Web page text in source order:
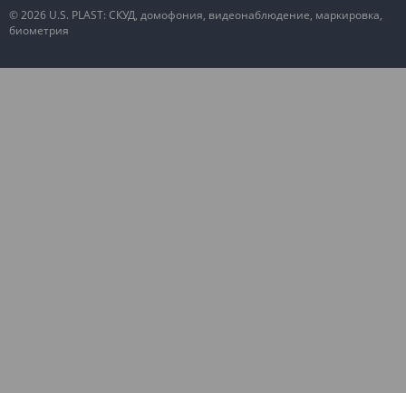
© 2026 U.S. PLAST: СКУД, домофония, видеонаблюдение, маркировка,
биометрия